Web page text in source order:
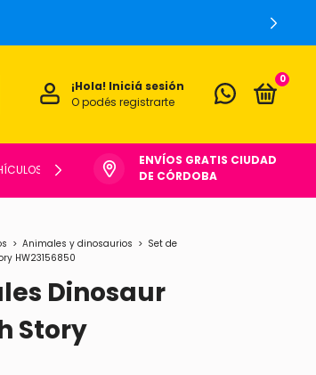
¡Hola! Iniciá sesión
O podés registrarte
0
OTROS
ENVÍOS GRATIS CIUDAD
DE CÓRDOBA
> Animales y dinosaurios > Set de
HW23156850
Dinosaur
Story